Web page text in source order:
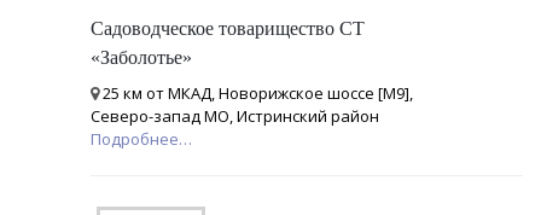
Садоводческое товарищество СТ
«Заболотье»
25 км от МКАД, Новорижское шоссе [М9],
Северо-запад МО, Истринский район
Подробнее…